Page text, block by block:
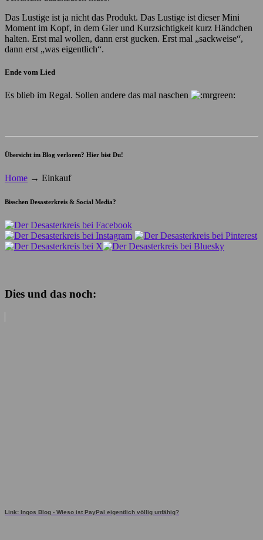
Das Lustige ist ja nicht das Produkt. Das Lustige ist dieser Mini
Moment im Kopf, in dem Gier und Kurzsichtigkeit kurz Händchen
halten. Erst mal wollen, dann erst gucken. Erst mal „sackweise“,
dann erst „was eigentlich“.
Ende vom Lied
Es blieb im Regal. Sollen andere das mal naschen
Übersicht im Blog verloren? Hier bist Du!
Home → Einkauf
Bisschen Desasterkreis & Social Media?
Dies und das noch:
Link: Ingos Blog - Wieso ist PayPal eigentlich völlig unfähig?